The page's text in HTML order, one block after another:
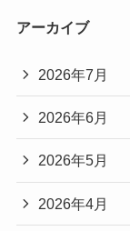
アーカイブ
2026年7月
2026年6月
2026年5月
2026年4月